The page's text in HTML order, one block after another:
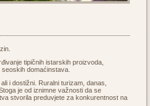
tipičnih istarskih proizvoda,
domaćinstava.
i dostižni. Ruralni turizam, danas,
je od iznimne važnosti da se
stvorila preduvjete za konkurentnost na